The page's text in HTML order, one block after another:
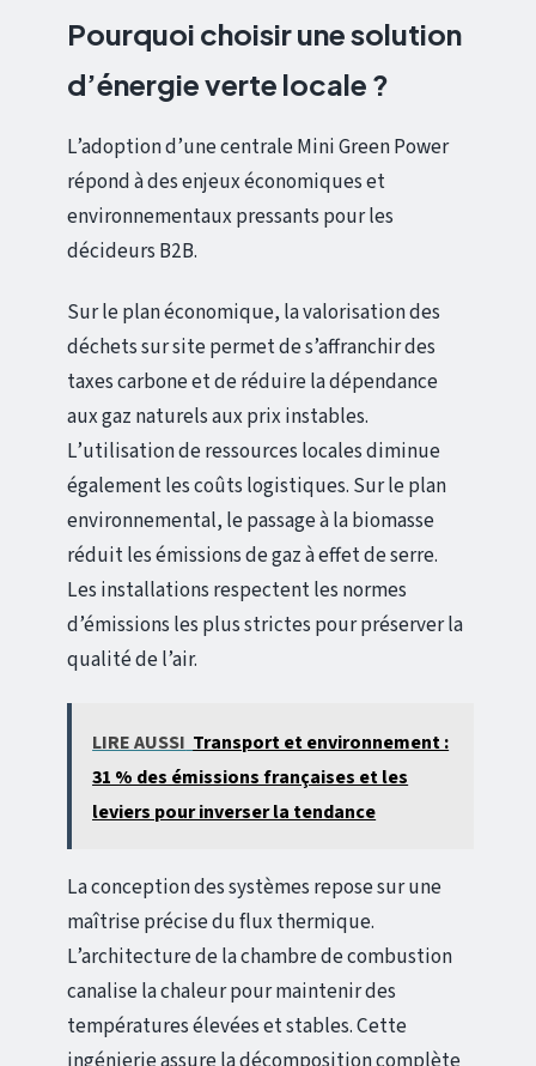
Pourquoi choisir une solution
d’énergie verte locale ?
L’adoption d’une centrale Mini Green Power
répond à des enjeux économiques et
environnementaux pressants pour les
décideurs B2B.
Sur le plan économique, la valorisation des
déchets sur site permet de s’affranchir des
taxes carbone et de réduire la dépendance
aux gaz naturels aux prix instables.
L’utilisation de ressources locales diminue
également les coûts logistiques. Sur le plan
environnemental, le passage à la biomasse
réduit les émissions de gaz à effet de serre.
Les installations respectent les normes
d’émissions les plus strictes pour préserver la
qualité de l’air.
LIRE AUSSI Transport et environnement :
31 % des émissions françaises et les
leviers pour inverser la tendance
La conception des systèmes repose sur une
maîtrise précise du flux thermique.
L’architecture de la chambre de combustion
canalise la chaleur pour maintenir des
températures élevées et stables. Cette